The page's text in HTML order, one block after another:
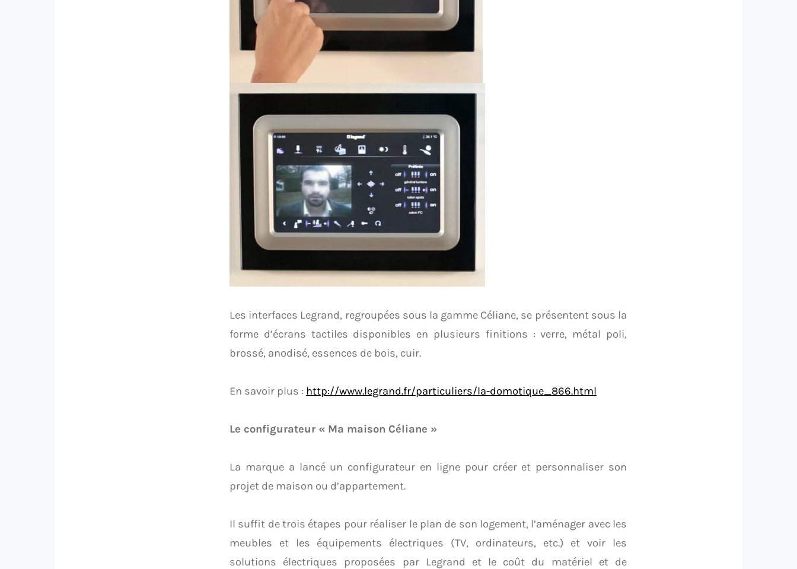
Les interfaces Legrand, regroupées sous la gamme Céliane, se présentent sous la
forme d’écrans tactiles disponibles en plusieurs finitions : verre, métal poli,
brossé, anodisé, essences de bois, cuir.
En savoir plus : http://www.legrand.fr/particuliers/la-domotique_866.html
Le configurateur « Ma maison Céliane »
La marque a lancé un configurateur en ligne pour créer et personnaliser son
projet de maison ou d’appartement.
Il suffit de trois étapes pour réaliser le plan de son logement, l’aménager avec les
meubles et les équipements électriques (TV, ordinateurs, etc.) et voir les
solutions électriques proposées par Legrand et le coût du matériel et de